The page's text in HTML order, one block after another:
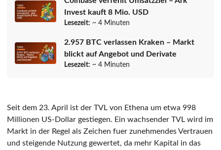
Invest kauft 8 Mio. USD
Lesezeit: ~ 4 Minuten
2.957 BTC verlassen Kraken – Markt
blickt auf Angebot und Derivate
Lesezeit: ~ 4 Minuten
Seit dem 23. April ist der TVL von Ethena um etwa 998
Millionen US-Dollar gestiegen. Ein wachsender TVL wird im
Markt in der Regel als Zeichen fuer zunehmendes Vertrauen
und steigende Nutzung gewertet, da mehr Kapital in das